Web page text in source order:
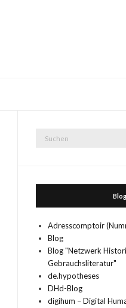
Adresscomptoir
Blog
Blog "Netzwerk
Gebrauchsliteratur"
de.hypotheses
DHd-Blog
digihum – Digital